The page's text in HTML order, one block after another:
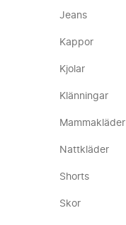
Jeans
Kappor
Kjolar
Klänningar
Mammakläder
Nattkläder
Shorts
Skor